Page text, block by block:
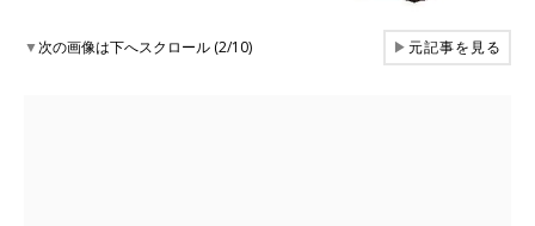
▼次の画像は下へスクロール (2/10) ▶元記事を見る